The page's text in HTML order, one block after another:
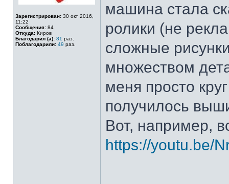
Зарегистрирован: 30 окт 2016,
11:22
Сообщения: 84
Откуда: Киров
Благодарил (а): 81 раз.
Поблагодарили: 49 раз.
машина стала
ролики (не
сложные
множеством
меня просто
получилось
Вот, например,
https://youtu.be/